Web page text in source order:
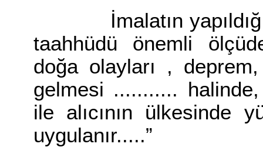
İmalatın yapıldığı
taahhüdü önemli
doğa olayları ,
gelmesi ........... halinde,
ile alıcının ülkesinde
uygulanır.....”